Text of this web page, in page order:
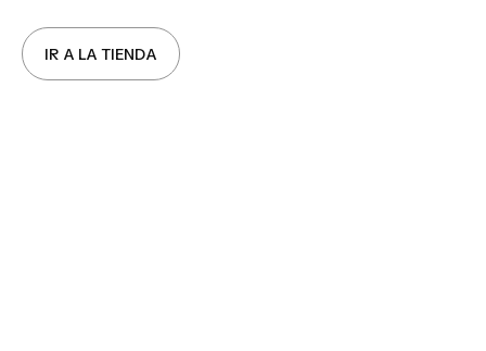
IR A LA TIENDA